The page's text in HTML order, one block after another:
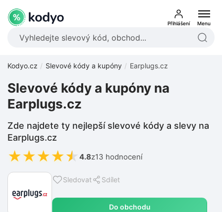
Přihlášení Menu
Kodyo.cz Slevové kódy a kupóny Earplugs.cz
Sledovat Sdílet
Do obchodu
Slevové kódy a kupóny na
Earplugs.cz
Zde najdete ty nejlepší slevové kódy a slevy na
Earplugs.cz
★★★★★ 4.8z13 hodnocení